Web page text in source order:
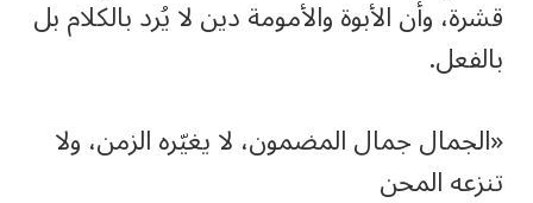
قشرة، وأن الأبوة والأمومة دين لا يُرد بالكلام بل
بالفعل.
«الجمال جمال المضمون، لا يغيّره الزمن، ولا
تنزعه المحن